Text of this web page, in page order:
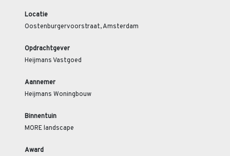
Locatie
Oostenburgervoorstraat, Amsterdam
Opdrachtgever
Heijmans Vastgoed
Aannemer
Heijmans Woningbouw
Binnentuin
MORE landscape
Award